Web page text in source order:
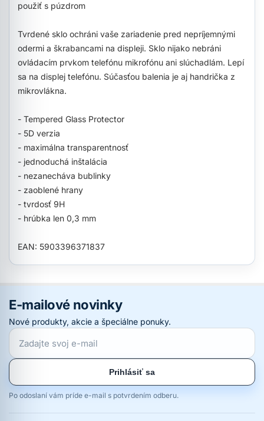
použiť s púzdrom
Tvrdené sklo ochráni vaše zariadenie pred nepríjemnými
odermi a škrabancami na displeji. Sklo nijako nebráni
ovládacím prvkom telefónu mikrofónu ani slúchadlám. Lepí
sa na displej telefónu. Súčasťou balenia je aj handrička z
mikrovlákna.
- Tempered Glass Protector
- 5D verzia
- maximálna transparentnosť
- jednoduchá inštalácia
- nezanecháva bublinky
- zaoblené hrany
- tvrdosť 9H
- hrúbka len 0,3 mm
EAN: 5903396371837
E-mailové novinky
Nové produkty, akcie a špeciálne ponuky.
Prihlásiť sa
Po odoslaní vám príde e-mail s potvrdením odberu.